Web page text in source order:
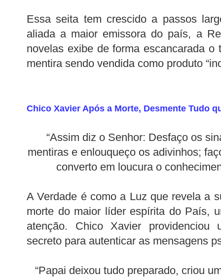
Essa seita tem crescido a passos
aliada a maior emissora do país, a
novelas exibe de forma escancarada o
mentira sendo vendida como produto
Chico Xavier Após a Morte, Desmente Tudo
“Assim diz o Senhor: Desfaço os
mentiras e enlouqueço os adivinhos;
converto em loucura o
A Verdade é como a Luz que revela a
morte do maior líder espírita do País,
atenção. Chico Xavier providenciou
secreto para autenticar as mensagens
“Papai deixou tudo preparado, criou